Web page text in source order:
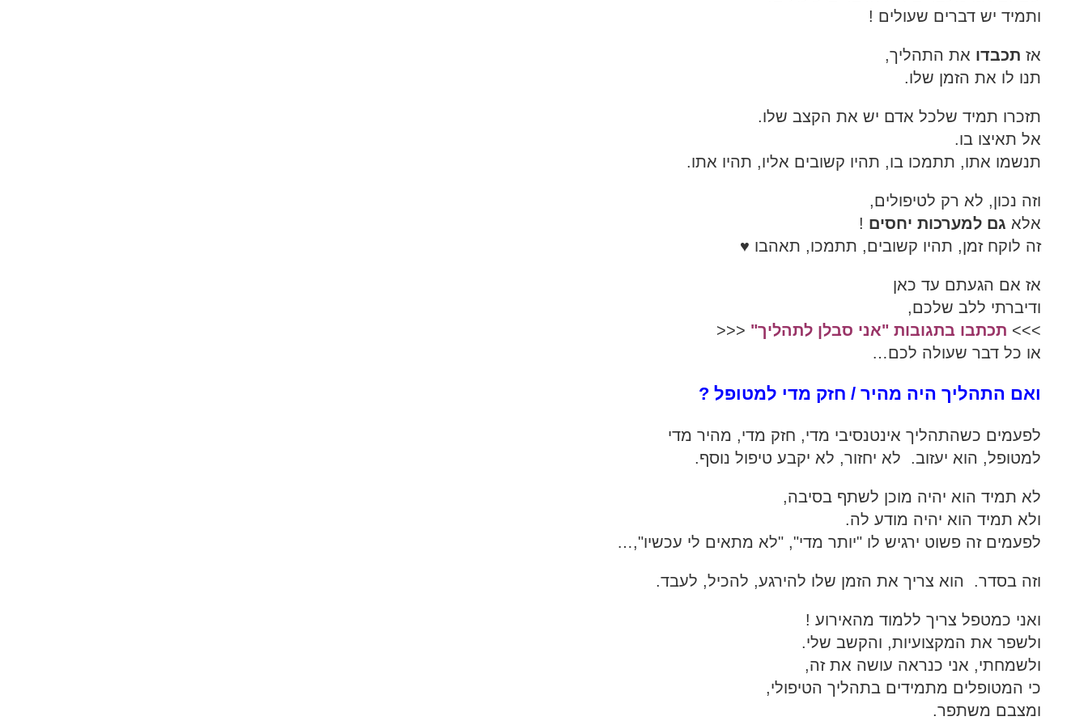
ותמיד יש דברים שעולים !
אז תכבדו את התהליך,
תנו לו את הזמן שלו.
תזכרו תמיד שלכל אדם יש את הקצב שלו.
אל תאיצו בו.
תנשמו אתו, תתמכו בו, תהיו קשובים אליו, תהיו אתו.
וזה נכון, לא רק לטיפולים,
אלא גם למערכות יחסים !
זה לוקח זמן, תהיו קשובים, תתמכו, תאהבו ♥
אז אם הגעתם עד כאן
ודיברתי ללב שלכם,
>>> תכתבו בתגובות "אני סבלן לתהליך" <<<
או כל דבר שעולה לכם…
ואם התהליך היה מהיר / חזק מדי למטופל ?
לפעמים כשהתהליך אינטנסיבי מדי, חזק מדי, מהיר מדי
למטופל, הוא יעזוב. לא יחזור, לא יקבע טיפול נוסף.
לא תמיד הוא יהיה מוכן לשתף בסיבה,
ולא תמיד הוא יהיה מודע לה.
לפעמים זה פשוט ירגיש לו "יותר מדי", "לא מתאים לי עכשיו",…
וזה בסדר. הוא צריך את הזמן שלו להירגע, להכיל, לעבד.
ואני כמטפל צריך ללמוד מהאירוע !
ולשפר את המקצועיות, והקשב שלי.
ולשמחתי, אני כנראה עושה את זה,
כי המטופלים מתמידים בתהליך הטיפולי,
ומצבם משתפר.